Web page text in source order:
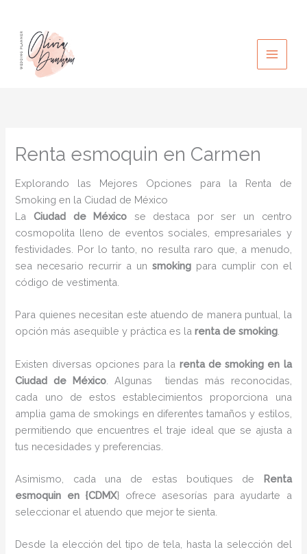
contenido
Renta esmoquin en Carmen
Explorando las Mejores Opciones para la Renta de
Smoking en la Ciudad de México
LaCiudad de México se destaca por ser un centro
cosmopolita lleno de eventos sociales, empresariales y
festividades. Por lo tanto, no resulta raro que, a menudo,
sea necesario recurrir a un smokingpara cumplir con el
código de vestimenta.
Para quienes necesitan este atuendo de manera puntual, la
opción más asequible y práctica es larenta de smoking
Existen diversas opciones para la renta de smoking en la
Ciudad de México . Algunas tiendas más reconocidas,
cada uno de estos establecimientos proporciona una
amplia gama de smokings en diferentes tamaños y estilos,
permitiendo que encuentres el traje ideal que se ajusta a
tus necesidades y preferencias.
Asimismo, cada una de estas boutiques de Renta
esmoquin en {CDMX} ofrece asesorías para ayudarte a
seleccionar el atuendo que mejor te sienta.
Desde la elección del tipo de tela, hasta la selección del